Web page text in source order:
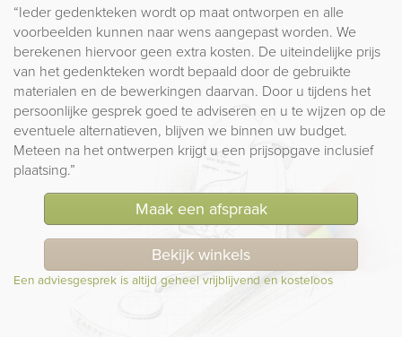
“Ieder gedenkteken wordt op maat ontworpen en alle
voorbeelden kunnen naar wens aangepast worden. We
berekenen hiervoor geen extra kosten. De uiteindelijke prijs
van het gedenkteken wordt bepaald door de gebruikte
materialen en de bewerkingen daarvan. Door u tijdens het
persoonlijke gesprek goed te adviseren en u te wijzen op de
eventuele alternatieven, blijven we binnen uw budget.
Meteen na het ontwerpen krijgt u een prijsopgave inclusief
plaatsing.”
Maak een afspraak
Bekijk winkels
Een adviesgesprek is altijd geheel vrijblijvend en kosteloos